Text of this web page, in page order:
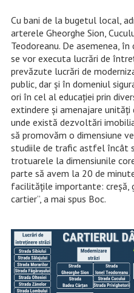
Cu bani de la bugetul local,
arterele Gheorghe Sion,
Teodoreanu. De asemenea,
se vor executa lucrări de
prevăzute lucrări de
public, dar și în domeniul
ori în cel al educației prin
extindere și amenajare
unde există dezvoltări
să promovăm o dimensiune
studiile de trafic astfel încât
trotuarele la dimensiunile
parte să avem la 20 de
facilitățile importante: creșă,
cartier”, a mai spus Boc.